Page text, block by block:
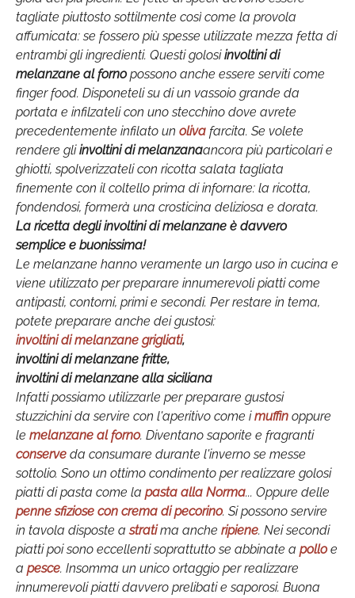
tagliate piuttosto sottilmente così come la provola
affumicata: se fossero più spesse utilizzate mezza fetta di
entrambi gli ingredienti. Questi golosiinvoltini di
melanzane al fornopossono anche essere serviti come
finger food. Disponeteli su di un vassoio grande da
portata e infilzateli con uno stecchino dove avrete
precedentemente infilato un oliva farcita. Se volete
rendere gliinvoltini di melanzanaancora più particolari e
ghiotti, spolverizzateli con ricotta salata tagliata
finemente con il coltello prima di infornare: la ricotta,
fondendosi, formerà una crosticina deliziosa e dorata.
La ricetta degli involtini di melanzane è davvero
semplice e buonissima!
Le melanzane hanno veramente un largo uso in cucina e
viene utilizzato per preparare innumerevoli piatti come
antipasti, contorni, primi e secondi. Per restare in tema,
potete preparare anche dei gustosi:
involtini di melanzane grigliati,
involtini di melanzane fritte,
involtini di melanzane alla siciliana
Infatti possiamo utilizzarle per preparare gustosi
stuzzichini da servire con l'aperitivo come imuffin oppure
le melanzane al forno. Diventano saporite e fragranti
conserve da consumare durante l'inverno se messe
sottolio. Sono un ottimo condimento per realizzare golosi
piatti di pasta come la pasta alla Norma... Oppure delle
penne sfiziose con crema di pecorino. Si possono servire
in tavola disposte astratima anche ripiene. Nei secondi
piatti poi sono eccellenti soprattutto se abbinate a polloe
a pesce. Insomma un unico ortaggio per realizzare
innumerevoli piatti davvero prelibati e saporosi. Buona